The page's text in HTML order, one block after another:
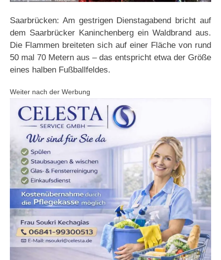
Saarbrücken: Am gestrigen Dienstagabend bricht auf
dem Saarbrücker Kaninchenberg ein Waldbrand aus.
Die Flammen breiteten sich auf einer Fläche von rund
50 mal 70 Metern aus – das entspricht etwa der Größe
eines halben Fußballfeldes.
Weiter nach der Werbung